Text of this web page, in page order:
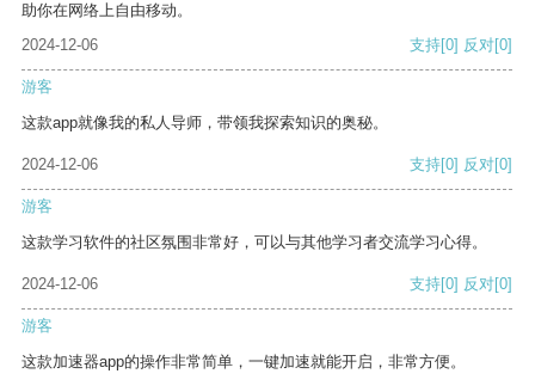
助你在网络上自由移动。
2024-12-06
支持[0] 反对[0]
游客
这款app就像我的私人导师，带领我探索知识的奥秘。
2024-12-06 支持[0] 反对[0]
游客
这款学习软件的社区氛围非常好，可以与其他学习者交流学习心得。
2024-12-06 支持[0] 反对[0]
游客
这款加速器app的操作非常简单，一键加速就能开启，非常方便。